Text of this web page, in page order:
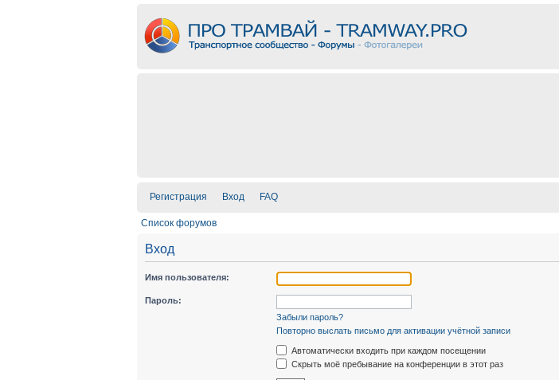
Регистрация Вход FAQ
Список форумов
Вход
Имя пользователя:
Пароль:
Забыли пароль?
Повторно выслать письмо для активации учётной записи
Автоматически входить при каждом посещении
Скрыть моё пребывание на конференции в этот раз